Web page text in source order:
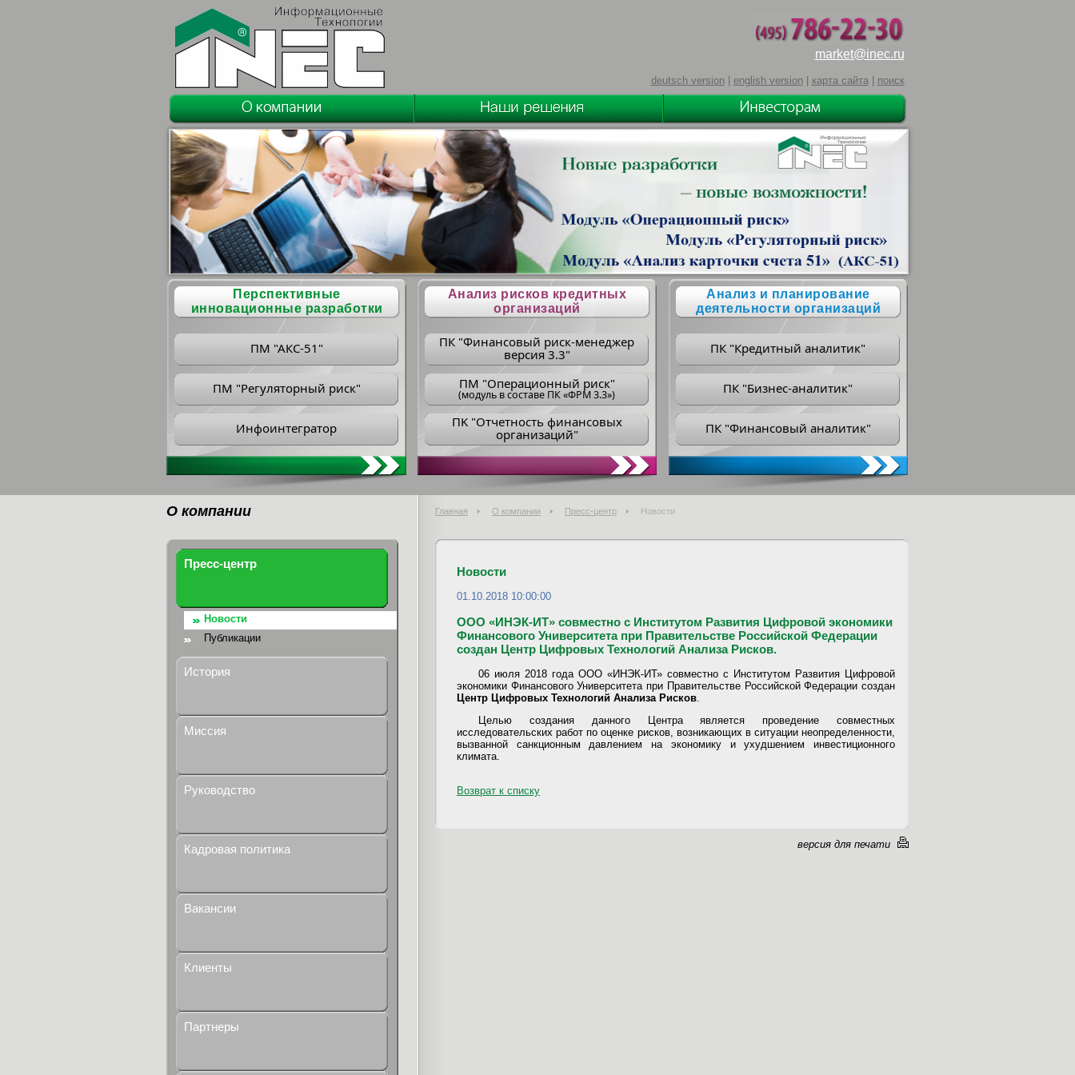
market@inec.ru
deutsch version| english version| карта сайта| поиск
Перспективные
инновационные разработки
ПМ "АКС-51"
ПМ "Регуляторный риск"
Инфоинтегратор
Анализ рисков кредитных
организаций
ПК "Финансовый риск-менеджер
версия 3.3"
ПM "Операционный риск"
(модуль в составе ПК «ФРМ 3.3»)
ПK "Отчетность финансовых
организаций"
Анализ и планирование
деятельности организаций
ПК "Кредитный аналитик"
ПК "Бизнес-аналитик"
ПК "Финансовый аналитик"
О компании Главная О компании Пресс-центр Новости
Пресс-центр
Новости
Публикации
История
Миссия
Руководство
Кадровая политика
Вакансии
Клиенты
Партнеры
Новости
01.10.2018 10:00:00
ООО «ИНЭК-ИТ» совместно с Институтом Развития Цифровой экономики
Финансового Университета при Правительстве Российской Федерации
создан Центр Цифровых Технологий Анализа Рисков.
06 июля 2018 года ООО «ИНЭК-ИТ» совместно с Институтом Развития Цифровой
экономики Финансового Университета при Правительстве Российской Федерации создан
Центр Цифровых Технологий Анализа Рисков
Целью создания данного Центра является проведение совместных
исследовательских работ по оценке рисков, возникающих в ситуации неопределенности,
вызванной санкционным давлением на экономику и ухудшением инвестиционного
климата.
Возврат к списку
версия для печати